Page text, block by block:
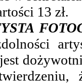
13 zł.